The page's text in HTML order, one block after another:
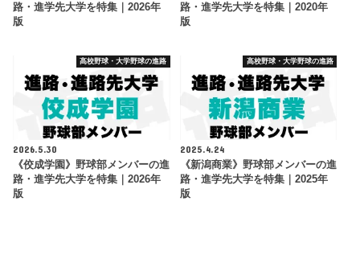
路・進学先大学を特集｜2026年
版
路・進学先大学を特集｜2020年
版
高校野球・大学野球の進路
2026.5.30
《佼成学園》野球部メンバーの進
路・進学先大学を特集｜2026年
版
高校野球・大学野球の進路
2025.4.24
《新潟商業》野球部メンバーの進
路・進学先大学を特集｜2025年
版